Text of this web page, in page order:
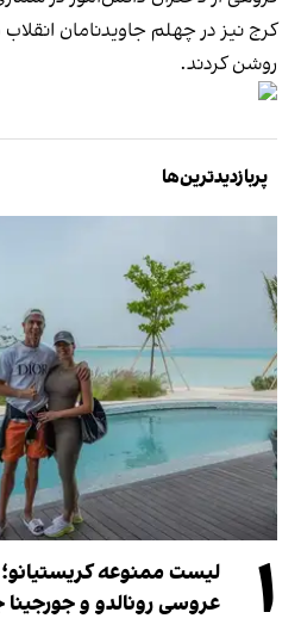
کرج نیز در چهلم جاوید‌نامان
روشن کردند.
پربازدیدترین‌ها
۱
عروسی رونالدو و جورجینا